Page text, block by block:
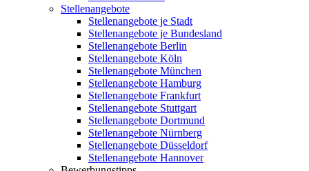
Stellenangebote
Stellenangebote je Stadt
Stellenangebote je Bundesland
Stellenangebote Berlin
Stellenangebote Köln
Stellenangebote München
Stellenangebote Hamburg
Stellenangebote Frankfurt
Stellenangebote Stuttgart
Stellenangebote Dortmund
Stellenangebote Nürnberg
Stellenangebote Düsseldorf
Stellenangebote Hannover